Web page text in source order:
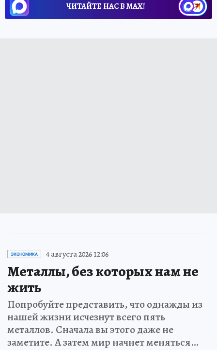
ЧИТАЙТЕ НАС В МАХ!
ЭКОНОМИКА 4 августа 2026 12:06
Металлы, без которых нам не
жить
Попробуйте представить, что однажды из
нашей жизни исчезнут всего пять
металлов. Сначала вы этого даже не
заметите. А затем мир начнет меняться…